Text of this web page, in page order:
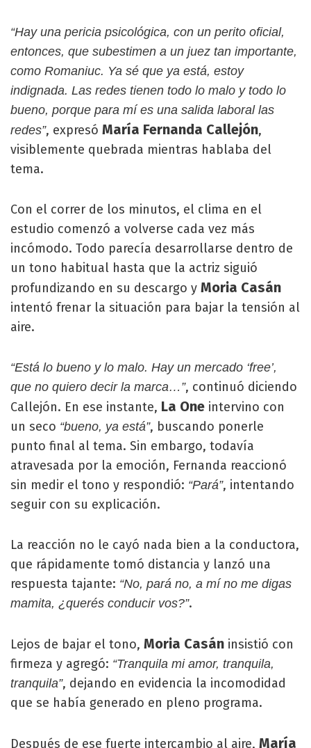
“Hay una pericia psicológica, con un perito oficial,
entonces, que subestimen a un juez tan importante,
como Romaniuc. Ya sé que ya está, estoy
indignada. Las redes tienen todo lo malo y todo lo
bueno, porque para mí es una salida laboral las
redes”, expresó María Fernanda Callejón,
visiblemente quebrada mientras hablaba del
tema.
Con el correr de los minutos, el clima en el
estudio comenzó a volverse cada vez más
incómodo. Todo parecía desarrollarse dentro de
un tono habitual hasta que la actriz siguió
profundizando en su descargo y Moria Casán
intentó frenar la situación para bajar la tensión al
aire.
“Está lo bueno y lo malo. Hay un mercado ‘free’,
que no quiero decir la marca…”, continuó diciendo
Callejón. En ese instante, La One intervino con
un seco “bueno, ya está”, buscando ponerle
punto final al tema. Sin embargo, todavía
atravesada por la emoción, Fernanda reaccionó
sin medir el tono y respondió: “Pará”, intentando
seguir con su explicación.
La reacción no le cayó nada bien a la conductora,
que rápidamente tomó distancia y lanzó una
respuesta tajante: “No, pará no, a mí no me digas
mamita, ¿querés conducir vos?”.
Lejos de bajar el tono, Moria Casán insistió con
firmeza y agregó: “Tranquila mi amor, tranquila,
tranquila”, dejando en evidencia la incomodidad
que se había generado en pleno programa.
Después de ese fuerte intercambio al aire, María